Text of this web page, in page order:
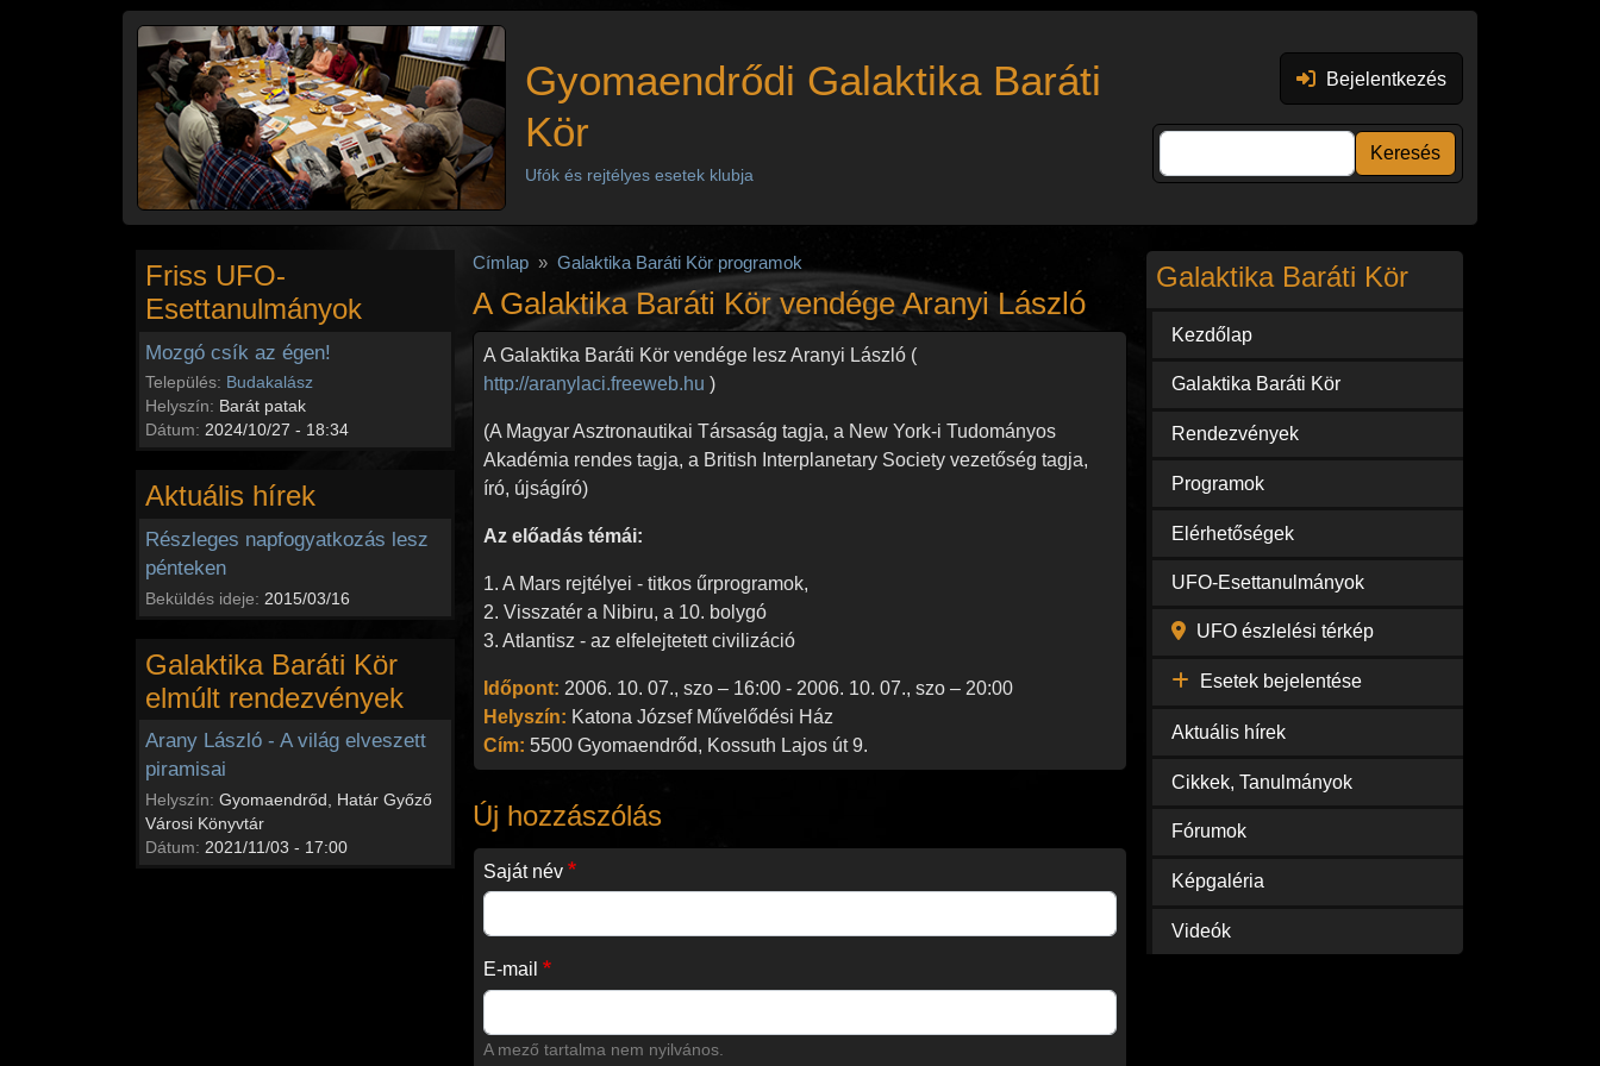
Ugrás a tartalomra
Gyomaendrődi Galaktika Baráti
Kör
Ufók és rejtélyes esetek klubja
Felhasználói fiók menüje
Bejelentkezés
Keresés
Címlap Galaktika Baráti Kör programok
A Galaktika Baráti Kör vendége Aranyi László
A Galaktika Baráti Kör vendége lesz Aranyi László (
http://aranylaci.freeweb.hu )
(A Magyar Asztronautikai Társaság tagja, a New York-i Tudományos
Akadémia rendes tagja, a British Interplanetary Society vezetőség tagja,
író, újságíró)
Az előadás témái:
1. A Mars rejtélyei - titkos űrprogramok,
2. Visszatér a Nibiru, a 10. bolygó
3. Atlantisz - az elfelejtetett civilizáció
Időpont: 2006. 10. 07., szo – 16:00- 2006. 10. 07., szo – 20:00
Helyszín: Katona József Művelődési Ház
Cím: 5500 Gyomaendrőd, Kossuth Lajos út 9.
Új hozzászólás
Saját név
E-mail
A mező tartalma nem nyilvános.
Friss UFO-
Esettanulmányok
Mozgó csík az égen!
Település: Budakalász
Helyszín: Barát patak
Dátum: 2024/10/27 - 18:34
Aktuális hírek
Részleges napfogyatkozás lesz
pénteken
Beküldés ideje: 2015/03/16
Galaktika Baráti Kör
elmúlt rendezvények
Arany László - A világ elveszett
piramisai
Helyszín: Gyomaendrőd, Határ Győző
Városi Könyvtár
Dátum: 2021/11/03 - 17:00
Galaktika Baráti Kör
Kezdőlap
Galaktika Baráti Kör
Rendezvények
Programok
Elérhetőségek
UFO-Esettanulmányok
UFO észlelési térkép
Esetek bejelentése
Aktuális hírek
Cikkek, Tanulmányok
Fórumok
Képgaléria
Videók